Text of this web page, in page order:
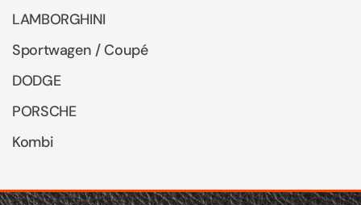
LAMBORGHINI
Sportwagen / Coupé
DODGE
PORSCHE
Kombi